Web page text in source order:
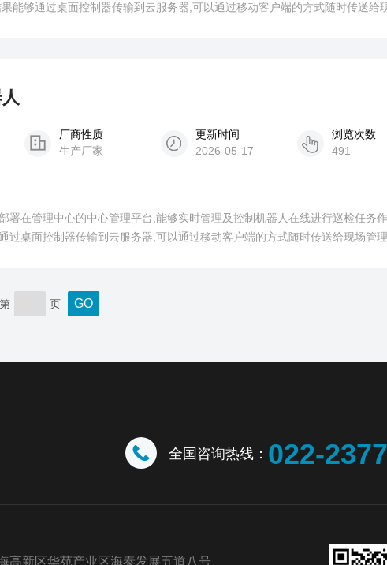
能够通过桌面控制器传输到云服务器,可以通过移动客户端的方式随时传送给
厂商性质
生产厂家
更新时间
2026-05-17
浏览次数
491
署在管理中心的中心管理平台,能够实时管理及控制机器人在线进行巡检任务
过桌面控制器传输到云服务器,可以通过移动客户端的方式随时传送给现场管
页
全国咨询热线： 022-
高新区华苑产业区海泰发展五道八号